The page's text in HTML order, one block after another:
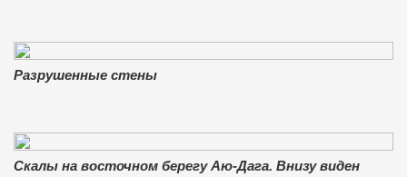
Разрушенные стены
Скалы на восточном берегу Аю-Дага. Внизу виден